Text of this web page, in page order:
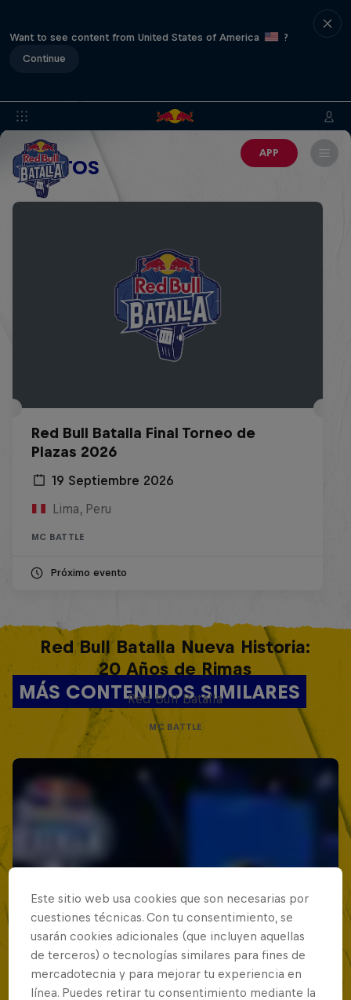
Want to see content from United States of America
?
Continue
APP
EVENTOS
Red Bull Batalla Final Torneo de
Plazas 2026
19 Septiembre 2026
Lima, Peru
MC BATTLE
Próximo evento
MÁS CONTENIDOS SIMILARES
Red Bull Batalla Nueva Historia:
20 Años de Rimas
Red Bull Batalla
MC BATTLE
Este sitio web usa cookies que son necesarias por
cuestiones técnicas. Con tu consentimiento, se
usarán cookies adicionales (que incluyen aquellas
de terceros) o tecnologías similares para fines de
mercadotecnia y para mejorar tu experiencia en
línea. Puedes retirar tu consentimiento mediante la